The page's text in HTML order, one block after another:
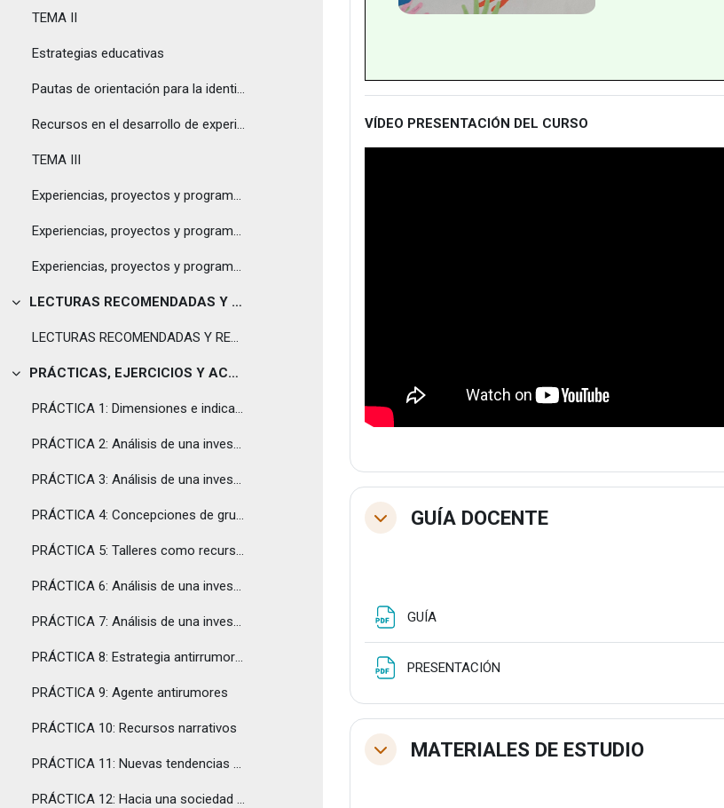
TEMA II
Estrategias educativas
Pautas de orientación para la identificación e indicadores
Recursos en el desarrollo de experiencias, proyectos y programas
TEMA III
Experiencias, proyectos y programas de prevención primaria
Experiencias, proyectos y programas de prevención secundaria
Experiencias, proyectos y programas de prevención terciaria
Tolestu
LECTURAS RECOMENDADAS Y OTROS RECURSOS
LECTURAS RECOMENDADAS Y RECURSOS
Tolestu
PRÁCTICAS, EJERCICIOS Y ACTIVIDADES
PRÁCTICA 1: Dimensiones e indicadores de autonomía.
PRÁCTICA 2: Análisis de una investigación: La autonomía desde el punto de vista de preadolescentes y adolescentes
PRÁCTICA 3: Análisis de una investigación. Segunda parte
PRÁCTICA 4: Concepciones de grupo, autoridad y liderazgo
PRÁCTICA 5: Talleres como recurso educativo en diversidad cultural
PRÁCTICA 6: Análisis de una investigación. El papel de la mediación cultural
PRÁCTICA 7: Análisis de una investigación. La mediación intercultural en contexto escolar
PRÁCTICA 8: Estrategia antirrumores
PRÁCTICA 9: Agente antirumores
PRÁCTICA 10: Recursos narrativos
PRÁCTICA 11: Nuevas tendencias en la evaluación de programas de Educación multicultural
PRÁCTICA 12: Hacia una sociedad más multilingüe y multicultural
VÍDEO PRESENTACIÓN DEL CURSO
TolestuGUÍA DOCENTE
GUÍA
PRESENTACIÓN
TolestuMATERIALES DE ESTUDIO